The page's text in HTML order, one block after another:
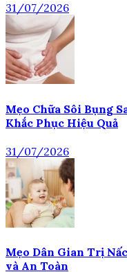
31/07/2026
Mẹo Chữa Sôi Bụng
Khắc Phục Hiệu Quả
31/07/2026
Mẹo Dân Gian Trị
và An Toàn